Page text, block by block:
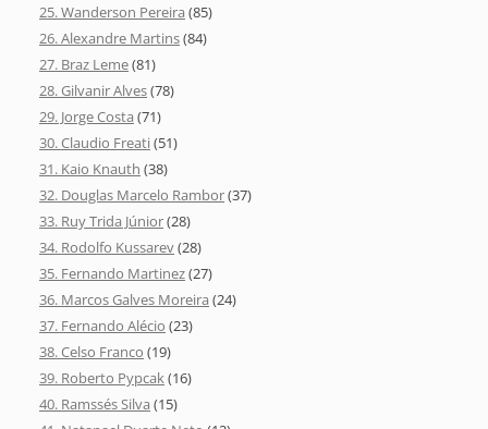
25. Wanderson Pereira (85)
26. Alexandre Martins(84)
27. Braz Leme(81)
28. Gilvanir Alves(78)
29. Jorge Costa (71)
30. Claudio Freati(51)
31. Kaio Knauth (38)
32. Douglas Marcelo Rambor(37)
33. Ruy Trida Júnior(28)
34. Rodolfo Kussarev(28)
35. Fernando Martinez(27)
36. Marcos Galves Moreira (24)
37. Fernando Alécio (23)
38. Celso Franco (19)
39. Roberto Pypcak(16)
40. Ramssés Silva (15)